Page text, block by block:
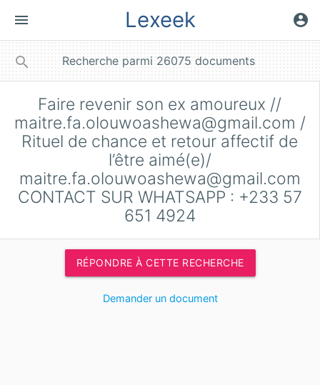
menu Lexeek account_circle
search
Faire revenir son ex amoureux //
maitre.fa.olouwoashewa@gmail.com /
Rituel de chance et retour affectif de
l’être aimé(e)/
maitre.fa.olouwoashewa@gmail.com
CONTACT SUR WHATSAPP : +233 57
651 4924
RÉPONDRE À CETTE RECHERCHE
Demander un document